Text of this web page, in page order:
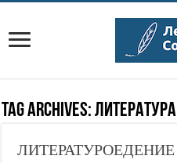
Tag Archives:литература
ЛИТЕРАТУРОЕДЕНИЕ